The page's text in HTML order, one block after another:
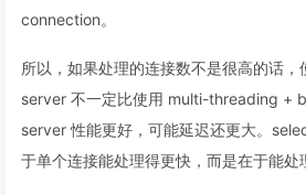
connection。
所以，如果处理的连接数不是很高的话
server 不一定比使用 multi-threading +
server 性能更好，可能延迟还更大。
于单个连接能处理得更快，而是在于能处